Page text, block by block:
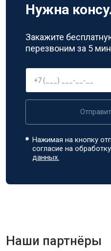
Нужна
Закажите
перезвоним за 5
Нажимая на кнопку
согласие на
данных.
Наши партнёры